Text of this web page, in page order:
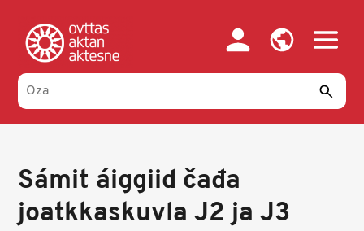
main
content
Sámit áiggiid čađa
joatkkaskuvla J2 ja J3